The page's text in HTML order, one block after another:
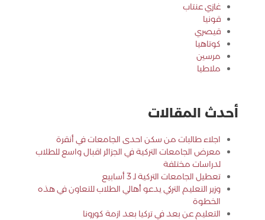
غازي عنتاب
قونيا
قيصري
كوتاهيا
مرسين
ملاطيا
أحدث المقالات
اجلاء طالبات من سكن احدى الجامعات في أنقرة
معرض الجامعات التركية في الجزائر اقبال واسع للطلاب
لدراسات مختلفة
تعطيل الجامعات التركية لـ 3 أسابيع
وزير التعليم التركي يدعو أهالي الطلاب للتعاون في هذه
الخطوة
التعليم عن بعد في تركيا بعد ازمة كورونا